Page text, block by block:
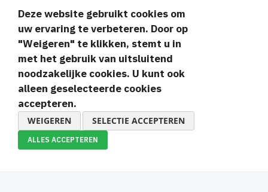
Informatie
Klantenservice
Veilige en gemakkelijke betalingen
Deze website gebruikt cookies om
uw ervaring te verbeteren. Door op
"Weigeren" te klikken, stemt u in
met het gebruik van uitsluitend
noodzakelijke cookies. U kunt ook
alleen geselecteerde cookies
accepteren.
WEIGEREN SELECTIE ACCEPTEREN
ALLES ACCEPTEREN